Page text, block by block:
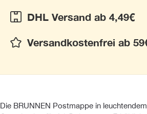
DHL Versand ab 4,49€
Versandkostenfrei ab
Die BRUNNEN Postmappe in